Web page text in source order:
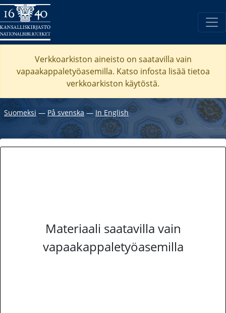
Verkkoarkiston aineisto on saatavilla vain
vapaakappaletyöasemilla. Katso infosta lisää tietoa
verkkoarkiston käytöstä.
Suomeksi ― På svenska― In English
Materiaali saatavilla vain
vapaakappaletyöasemilla